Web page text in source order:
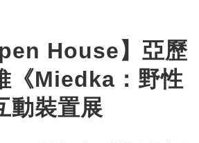
House】亞歷
《Miedka：野性
裝置展